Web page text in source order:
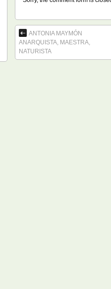
ANTONIA MAYMÓN
ANARQUISTA, MAESTRA,
NATURISTA